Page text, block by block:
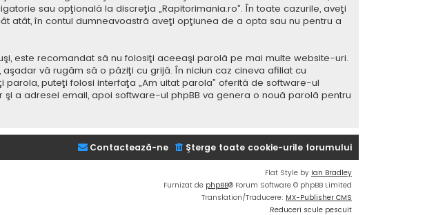
sau opţională la discreţia „Rapitorimania.ro”. În toate cazurile, aveţi
atât, în contul dumneavoastră aveţi opţiunea de a opta sau nu pentru a
este recomandat să nu folosiţi aceeaşi parolă pe mai multe website-uri.
vă rugăm să o păziţi cu grijă. În niciun caz cineva afiliat cu
puteţi folosi interfaţa „Am uitat parola” oferită de software-ul
a adresei email, apoi software-ul phpBB va genera o nouă parolă pentru
Şterge toate cookie-urile forumului
Contactează-ne
Flat Style by Ian Bradley
Furnizat de phpBB® Forum Software © phpBB Limited
Translation/Traducere: MX-Publisher CMS
Reduceri scule pescuit